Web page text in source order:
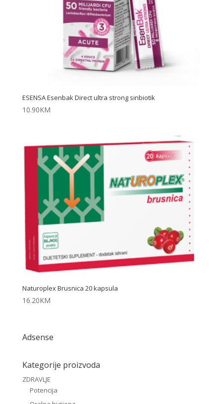
ESENSA Esenbak Direct ultra strong sinbiotik
10.90KM
Naturoplex Brusnica 20 kapsula
16.20KM
Adsense
Kategorije proizvoda
ZDRAVLJE
Potencija